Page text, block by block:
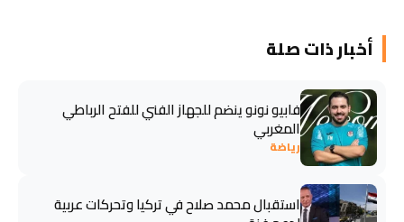
أخبار ذات صلة
فابيو نونو ينضم للجهاز الفني للفتح الرباطي
المغربي
رياضة
استقبال محمد صلاح في تركيا وتحركات عربية